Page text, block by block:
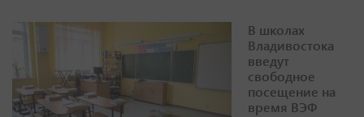
В школах
Владивостока
введут
свободное
посещение на
время ВЭФ